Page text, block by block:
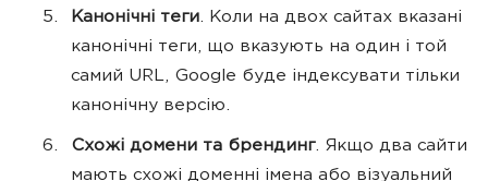
Канонічні теги. Коли на двох сайтах вказані
канонічні теги, що вказують на один і той
самий URL, Google буде індексувати тільки
канонічну версію.
Схожі домени та брендинг. Якщо два сайти
мають схожі доменні імена або візуальний